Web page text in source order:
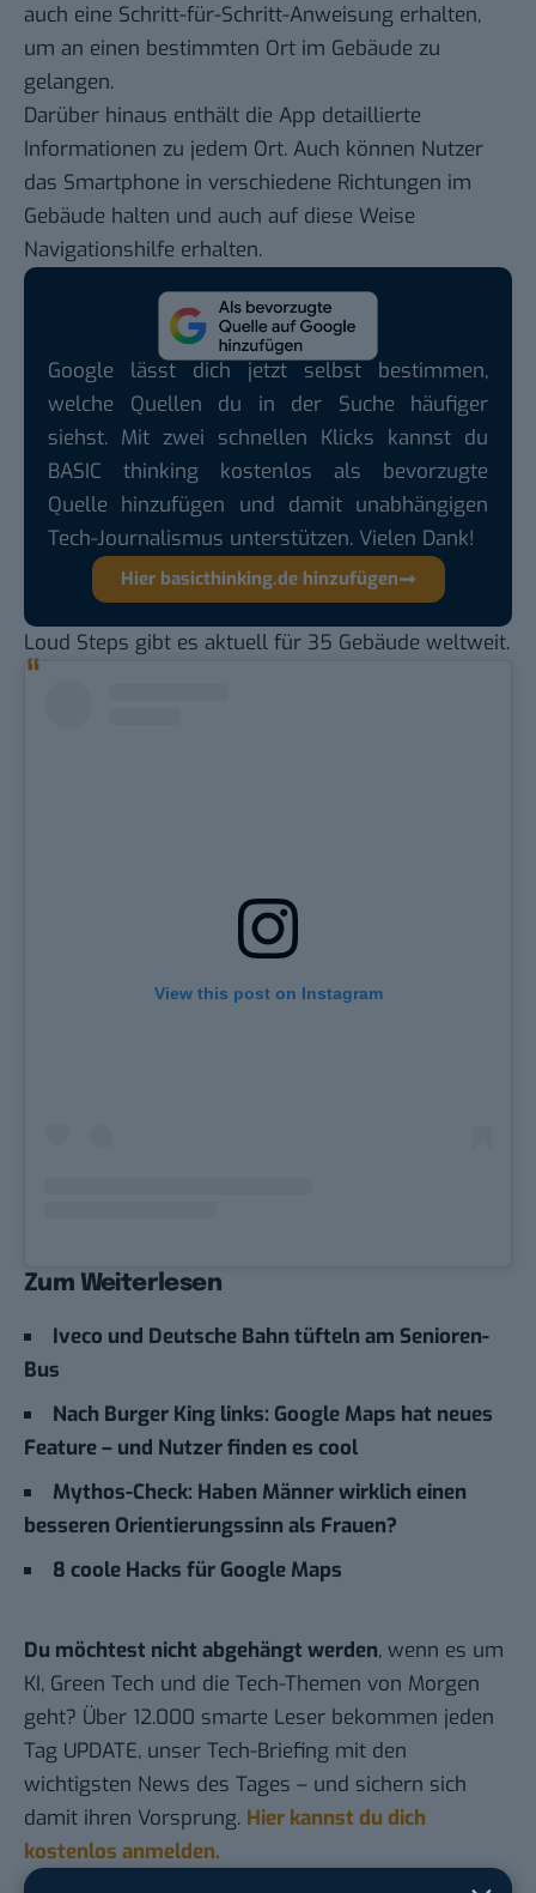
auch eine Schritt-für-Schritt-Anweisung erhalten,
um an einen bestimmten Ort im Gebäude zu
gelangen.
Darüber hinaus enthält die App detaillierte
Informationen zu jedem Ort. Auch können Nutzer
das Smartphone in verschiedene Richtungen im
Gebäude halten und auch auf diese Weise
Navigationshilfe erhalten.
Google lässt dich jetzt selbst bestimmen,
welche Quellen du in der Suche häufiger
siehst. Mit zwei schnellen Klicks kannst du
BASIC thinking kostenlos als bevorzugte
Quelle hinzufügen und damit unabhängigen
Tech-Journalismus unterstützen. Vielen Dank!
Hier basicthinking.de hinzufügen
Loud Steps gibt es aktuell für 35 Gebäude weltweit.
View this post on Instagram
Zum Weiterlesen
Iveco und Deutsche Bahn tüfteln am Senioren-
Bus
Nach Burger King links: Google Maps hat neues
Feature – und Nutzer finden es cool
Mythos-Check: Haben Männer wirklich einen
besseren Orientierungssinn als Frauen?
8 coole Hacks für Google Maps
Du möchtest nicht abgehängt werden, wenn es um
KI, Green Tech und die Tech-Themen von Morgen
geht? Über 12.000 smarte Leser bekommen jeden
Tag UPDATE, unser Tech-Briefing mit den
wichtigsten News des Tages – und sichern sich
damit ihren Vorsprung. Hier kannst du dich
kostenlos anmelden.